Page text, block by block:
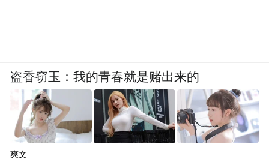
盗香窃玉：我的青春就是赌出来的
爽文